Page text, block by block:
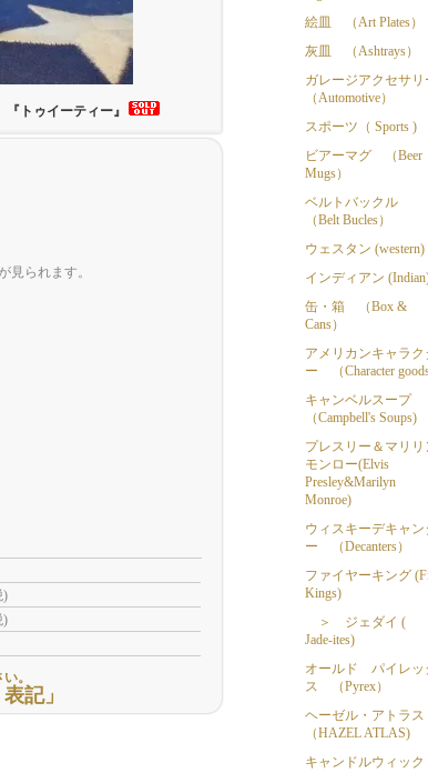
トゥイーティー』
見られます。
)
)
。
記」
絵皿 （Art Plates）
灰皿 （Ashtrays）
ガレージアクセサリ
（Automotive）
スポーツ（ Sports )
ビアーマグ （Beer
Mugs）
ベルトバックル
（Belt Bucles）
ウェスタン (western)
インディアン
缶・箱 （Box &
Cans）
アメリカンキャラク
ー （Character goods
キャンベルスープ
（Campbell's Soups)
プレスリー＆マリリ
モンロー(Elvis
Presley&Marilyn
Monroe)
ウィスキーデキャン
ー （Decanters）
ファイヤーキング
Kings)
＞ ジェダイ (
Jade-ites)
オールド パイレッ
ス （Pyrex）
ヘーゼル・アトラス
（HAZEL ATLAS)
キャンドルウィッ